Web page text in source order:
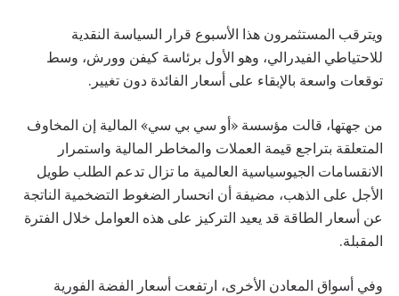
ويترقب المستثمرون هذا الأسبوع قرار السياسة النقدية
للاحتياطي الفيدرالي، وهو الأول برئاسة كيفن وورش، وسط
توقعات واسعة بالإبقاء على أسعار الفائدة دون تغيير.
من جهتها، قالت مؤسسة «أو سي بي سي» المالية إن المخاوف
المتعلقة بتراجع قيمة العملات والمخاطر المالية واستمرار
الانقسامات الجيوسياسية العالمية ما تزال تدعم الطلب طويل
الأجل على الذهب، مضيفة أن انحسار الضغوط التضخمية الناتجة
عن أسعار الطاقة قد يعيد التركيز على هذه العوامل خلال الفترة
المقبلة.
وفي أسواق المعادن الأخرى، ارتفعت أسعار الفضة الفورية